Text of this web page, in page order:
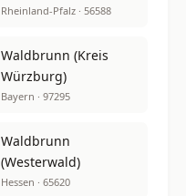
Rheinland-Pfalz · 56588
Waldbrunn (Kreis
Würzburg)
Bayern · 97295
Waldbrunn
(Westerwald)
Hessen · 65620